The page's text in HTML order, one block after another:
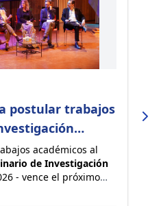
postular trabajos
del país
académicos al
de Investigación
- vence el próximo